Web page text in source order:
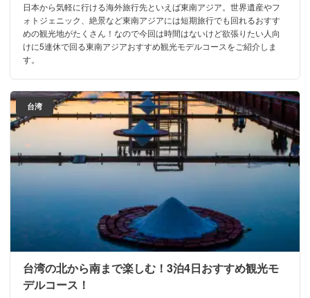
日本から気軽に行ける海外旅行先といえば東南アジア。世界遺産やフ
ォトジェニック、絶景など東南アジアには短期旅行でも回れるおすす
めの観光地がたくさん！なので今回は時間はないけど欲張りたい人向
けに5連休で回る東南アジアおすすめ観光モデルコースをご紹介しま
す。
台湾
台湾の北から南まで楽しむ！3泊4日おすすめ観光モ
デルコース！